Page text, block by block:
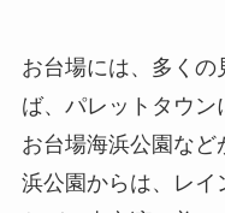
お台場には、多くの
ば、パレットタウン
お台場海浜公園な
浜公園からは、レイ